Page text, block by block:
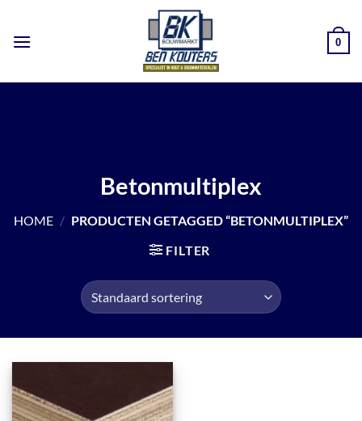
inhoud
0
Betonmultiplex
HOME / PRODUCTEN GETAGGED “BETONMULTIPLEX”
FILTER